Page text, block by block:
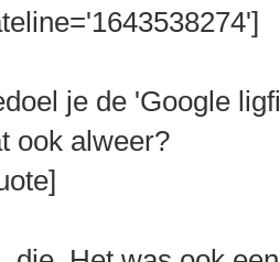
je de 'Google
ook alweer?